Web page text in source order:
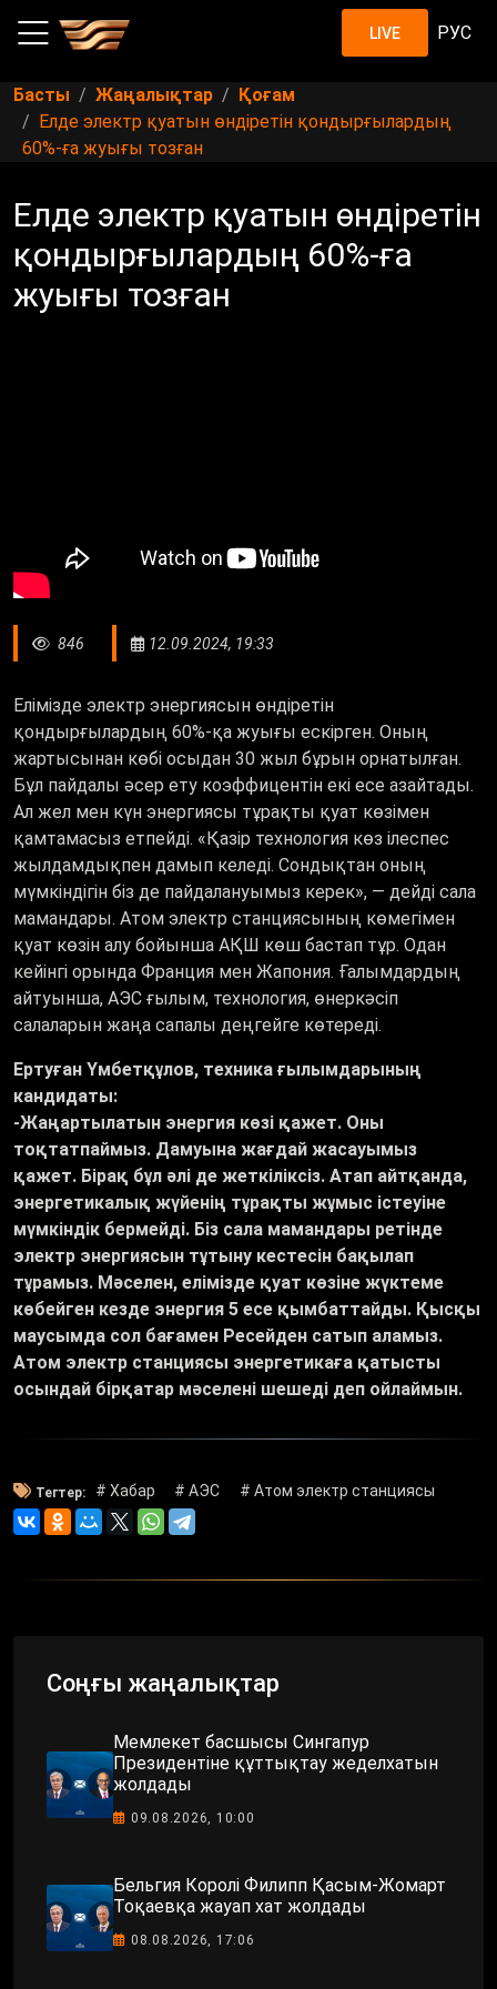
LIVE РУС
Басты Жаңалықтар
Қоғам
Елде электр қуатын өндіретін қондырғылардың
60%-ға жуығы тозған
Елде электр қуатын өндіретін
қондырғылардың 60%-ға
жуығы тозған
846 12.09.2024, 19:33
Елімізде электр энергиясын өндіретін
қондырғылардың 60%-қа жуығы ескірген. Оның
жартысынан көбі осыдан 30 жыл бұрын орнатылған.
Бұл пайдалы әсер ету коэффицентін екі есе азайтады.
Ал жел мен күн энергиясы тұрақты қуат көзімен
қамтамасыз етпейді. «Қазір технология көз ілеспес
жылдамдықпен дамып келеді. Сондықтан оның
мүмкіндігін біз де пайдалануымыз керек», — дейді сала
мамандары. Атом электр станциясының көмегімен
қуат көзін алу бойынша АҚШ көш бастап тұр. Одан
кейінгі орында Франция мен Жапония. Ғалымдардың
айтуынша, АЭС ғылым, технология, өнеркәсіп
салаларын жаңа сапалы деңгейге көтереді.
Ертуған Үмбетқұлов, техника ғылымдарының
кандидаты:
-Жаңартылатын энергия көзі қажет. Оны
тоқтатпаймыз. Дамуына жағдай жасауымыз
қажет. Бірақ бұл әлі де жеткіліксіз. Атап айтқанда,
энергетикалық жүйенің тұрақты жұмыс істеуіне
мүмкіндік бермейді. Біз сала мамандары ретінде
электр энергиясын тұтыну кестесін бақылап
тұрамыз. Мәселен, елімізде қуат көзіне жүктеме
көбейген кезде энергия 5 есе қымбаттайды. Қысқы
маусымда сол бағамен Ресейден сатып аламыз.
Атом электр станциясы энергетикаға қатысты
осындай бірқатар мәселені шешеді деп ойлаймын.
Тегтер: # Хабар # АЭС # Атом электр станциясы
Соңғы жаңалықтар
Мемлекет басшысы Сингапур
Президентіне құттықтау жеделхатын
жолдады
09.08.2026, 10:00
Бельгия Королі Филипп Қасым-Жомарт
Тоқаевқа жауап хат жолдады
08.08.2026, 17:06